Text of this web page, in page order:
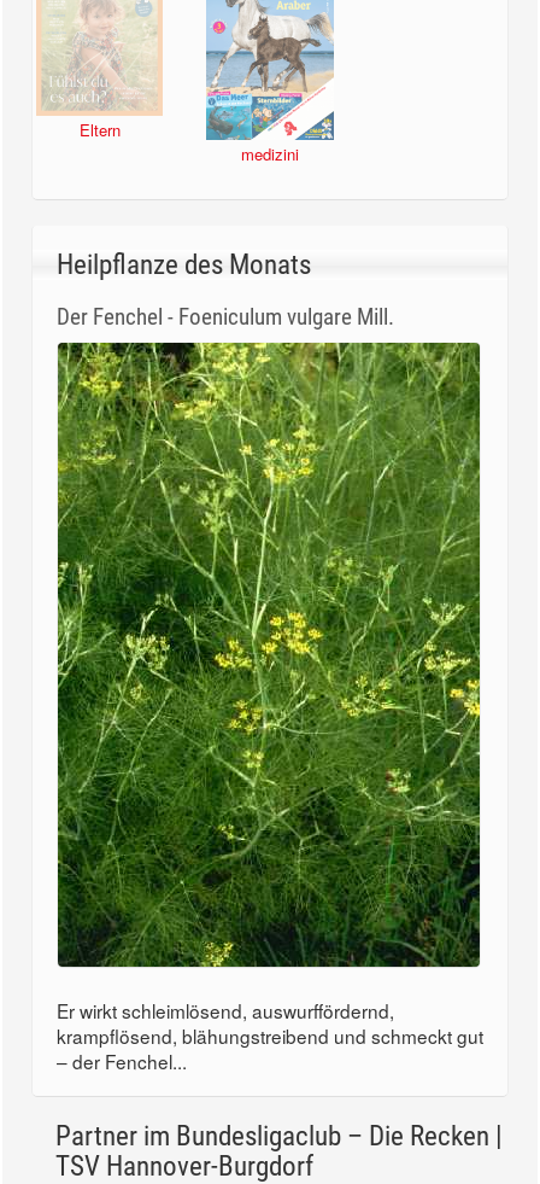
Eltern
medizini
Heilpflanze des Monats
Der Fenchel - Foeniculum vulgare Mill.
Er wirkt schleimlösend, auswurffördernd,
krampflösend, blähungstreibend und schmeckt gut
– der Fenchel...
Partner im Bundesligaclub – Die Recken |
TSV Hannover-Burgdorf